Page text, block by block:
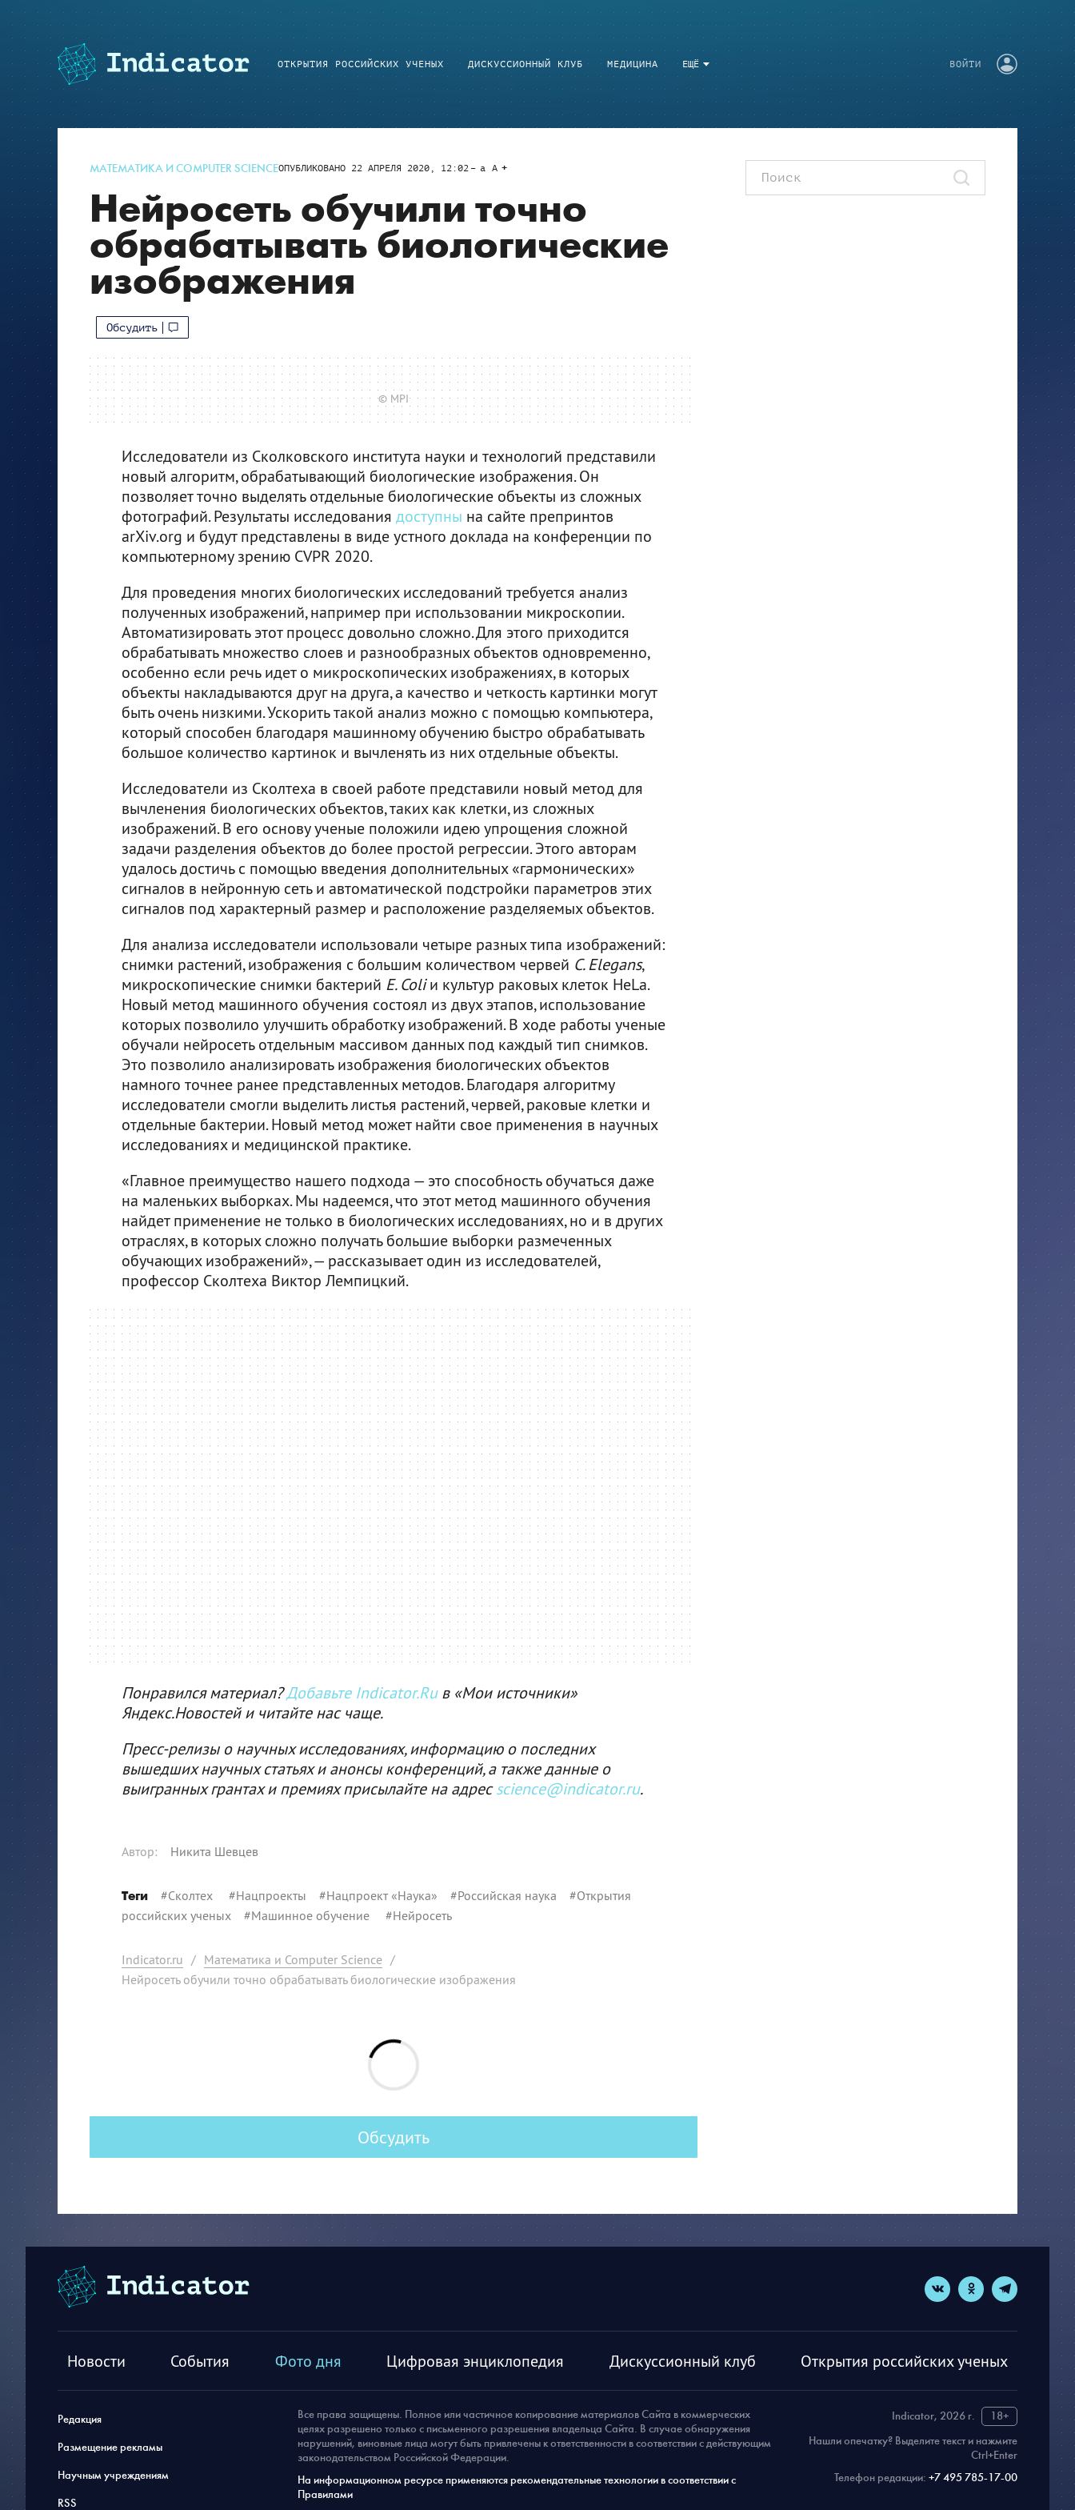
ЕЩЁ
ОТКРЫТИЯ РОССИЙСКИХ УЧЕНЫХ ДИСКУССИОННЫЙ КЛУБ МЕДИЦИНА ВОЙТИ
МАТЕМАТИКА И COMPUTER SCIENCEОПУБЛИКОВАНО 22 АПРЕЛЯ 2020, 12:02 a A
Нейросеть обучили точно
обрабатывать биологические
изображения
Обсудить
© MPI
Исследователи из Сколковского института науки и технологий представили
новый алгоритм, обрабатывающий биологические изображения. Он
позволяет точно выделять отдельные биологические объекты из сложных
фотографий. Результаты исследования доступны на сайте препринтов
arXiv.org и будут представлены в виде устного доклада на конференции по
компьютерному зрению СVPR 2020.
Для проведения многих биологических исследований требуется анализ
полученных изображений, например при использовании микроскопии.
Автоматизировать этот процесс довольно сложно. Для этого приходится
обрабатывать множество слоев и разнообразных объектов одновременно,
особенно если речь идет о микроскопических изображениях, в которых
объекты накладываются друг на друга, а качество и четкость картинки могут
быть очень низкими. Ускорить такой анализ можно с помощью компьютера,
который способен благодаря машинному обучению быстро обрабатывать
большое количество картинок и вычленять из них отдельные объекты.
Исследователи из Сколтеха в своей работе представили новый метод для
вычленения биологических объектов, таких как клетки, из сложных
изображений. В его основу ученые положили идею упрощения сложной
задачи разделения объектов до более простой регрессии. Этого авторам
удалось достичь с помощью введения дополнительных «гармонических»
сигналов в нейронную сеть и автоматической подстройки параметров этих
сигналов под характерный размер и расположение разделяемых объектов.
Для анализа исследователи использовали четыре разных типа изображений:
снимки растений, изображения с большим количеством червей С. Elegans,
микроскопические снимки бактерий E. Coliи культур раковых клеток HeLa.
Новый метод машинного обучения состоял из двух этапов, использование
которых позволило улучшить обработку изображений. В ходе работы ученые
обучали нейросеть отдельным массивом данных под каждый тип снимков.
Это позволило анализировать изображения биологических объектов
намного точнее ранее представленных методов. Благодаря алгоритму
исследователи смогли выделить листья растений, червей, раковые клетки и
отдельные бактерии. Новый метод может найти свое применения в научных
исследованиях и медицинской практике.
«Главное преимущество нашего подхода — это способность обучаться даже
на маленьких выборках. Мы надеемся, что этот метод машинного обучения
найдет применение не только в биологических исследованиях, но и в других
отраслях, в которых сложно получать большие выборки размеченных
обучающих изображений», — рассказывает один из исследователей,
профессор Сколтеха Виктор Лемпицкий.
Понравился материал?Добавьте Indicator.Ruв «Мои источники»
Яндекс.Новостей и читайте нас чаще.
Пресс-релизы о научных исследованиях, информацию о последних
вышедших научных статьях и анонсы конференций, а также данные о
выигранных грантах и премиях присылайте на адресscience@indicator.ru.
Автор: Никита Шевцев
Теги #Сколтех #Нацпроекты #Нацпроект «Наука» #Российская наука #Открытия
российских ученых #Машинное обучение #Нейросеть
Indicator.ru / Математика и Computer Science /
Нейросеть обучили точно обрабатывать биологические изображения
Обсудить
Новости События Фото дня Цифровая энциклопедия Дискуссионный клуб Открытия российских ученых
Редакция
Размещение рекламы
Научным учреждениям
RSS
Indicator, 2026 г.
18+
Нашли опечатку? Выделите текст и нажмите
Ctrl+Enter
Телефон редакции: +7 495 785-17-00
Все права защищены. Полное или частичное копирование материалов Сайта в коммерческих
целях разрешено только с письменного разрешения владельца Сайта. В случае обнаружения
нарушений, виновные лица могут быть привлечены к ответственности в соответствии с действующим
законодательством Российской Федерации.
На информационном ресурсе применяются рекомендательные технологии в соответствии с
Правилами